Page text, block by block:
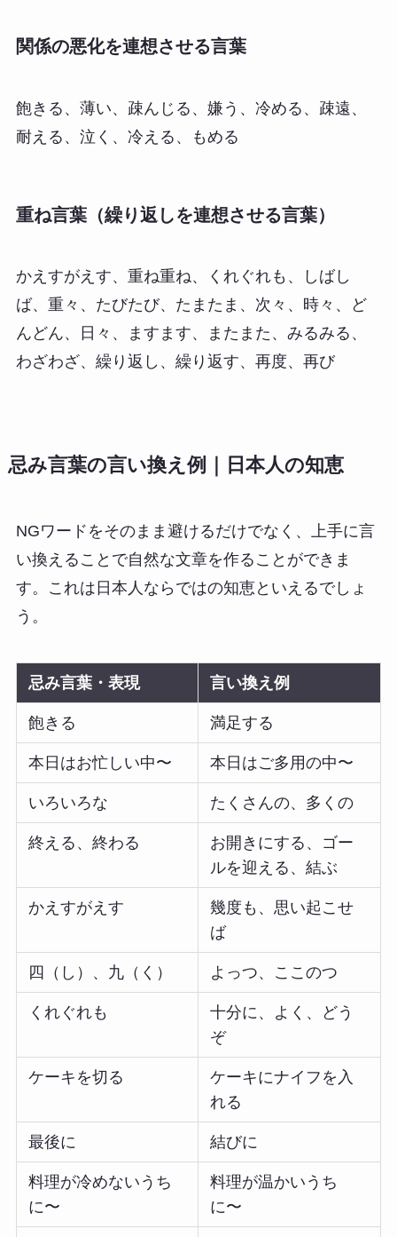
関係の悪化を連想させる言葉
飽きる、薄い、疎んじる、嫌う、冷める、疎遠、
耐える、泣く、冷える、もめる
重ね言葉（繰り返しを連想させる言葉）
かえすがえす、重ね重ね、くれぐれも、しばし
ば、重々、たびたび、たまたま、次々、時々、ど
んどん、日々、ますます、またまた、みるみる、
わざわざ、繰り返し、繰り返す、再度、再び
忌み言葉の言い換え例｜日本人の知恵
NGワードをそのまま避けるだけでなく、上手に言
い換えることで自然な文章を作ることができま
す。これは日本人ならではの知恵といえるでしょ
う。
忌み言葉・表現 言い換え例
飽きる 満足する
本日はお忙しい中〜 本日はご多用の中〜
いろいろな たくさんの、多くの
終える、終わる
お開きにする、ゴー
ルを迎える、結ぶ
かえすがえす
幾度も、思い起こせ
ば
四（し）、九（く） よっつ、ここのつ
くれぐれも
十分に、よく、どう
ぞ
ケーキを切る
ケーキにナイフを入
れる
最後に 結びに
料理が冷めないうち
に〜
料理が温かいうち
に〜